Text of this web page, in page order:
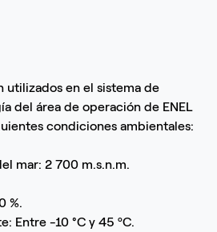
utilizados en el sistema de
del área de operación de ENEL
condiciones ambientales:
mar: 2 700 m.s.n.m.
%.
Entre -10 °C y 45 ºC.